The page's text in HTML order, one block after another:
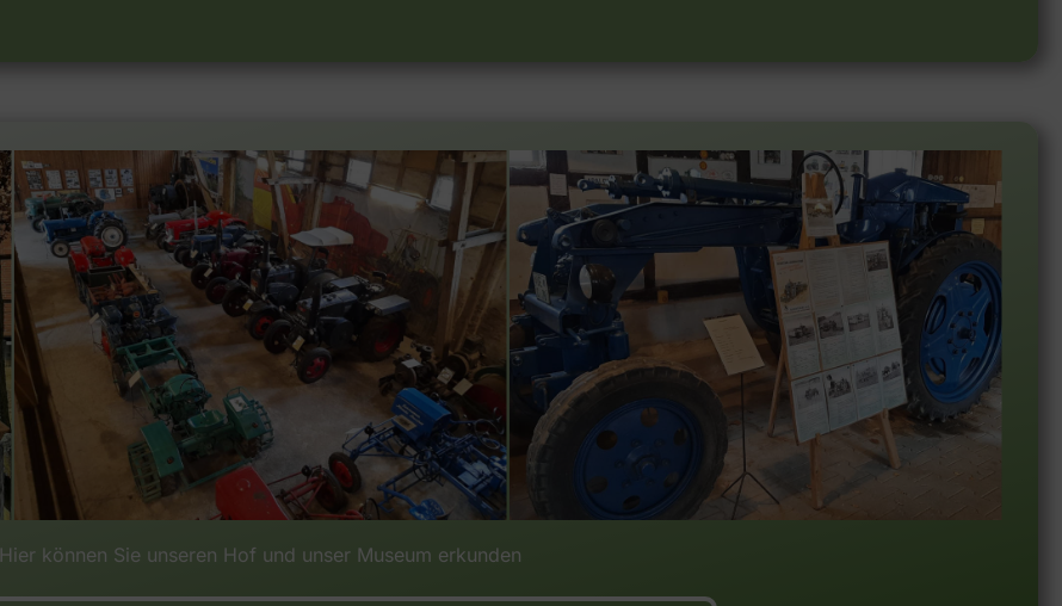
Hier können Sie unseren Hof und unser Museum erkunden